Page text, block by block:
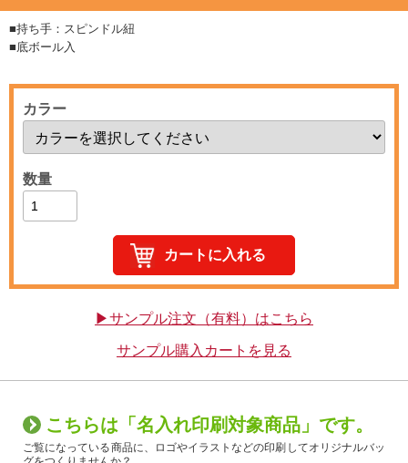
■持ち手：スピンドル紐
■底ボール入
カラー
数量
▶サンプル注文（有料）はこちら
サンプル購入カートを見る
こちらは「名入れ印刷対象商品」です。
ご覧になっている商品に、ロゴやイラストなどの印刷してオリジナルバッ